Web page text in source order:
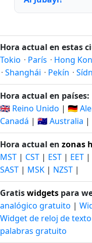
Hora actual en estas
Tokio · París · Hong
· Shanghái · Pekín ·
Hora actual en países:
🇬🇧 Reino Unido | 🇩🇪
Canadá | 🇦🇺 Australia |
Hora actual en zonas
MST | CST | EST | EET |
SAST | MSK | NZST |
Gratiswidgets para
analógico gratuito |
Widget de reloj de
palabras gratuito